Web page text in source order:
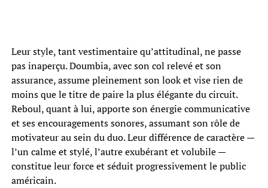
Leur style, tant vestimentaire qu’attitudinal, ne passe
pas inaperçu. Doumbia, avec son col relevé et son
assurance, assume pleinement son look et vise rien de
moins que le titre de paire la plus élégante du circuit.
Reboul, quant à lui, apporte son énergie communicative
et ses encouragements sonores, assumant son rôle de
motivateur au sein du duo. Leur différence de caractère —
l’un calme et stylé, l’autre exubérant et volubile —
constitue leur force et séduit progressivement le public
américain.